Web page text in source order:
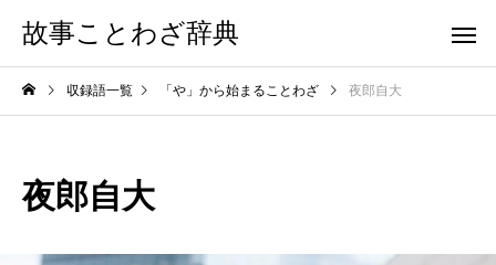
故事ことわざ辞典
収録語一覧 「や」から始まることわざ 夜郎自大
夜郎自大